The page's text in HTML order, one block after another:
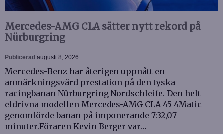
Mercedes-AMG CLA sätter nytt rekord på
Nürburgring
Publicerad augusti 8, 2026
Mercedes-Benz har återigen uppnått en
anmärkningsvärd prestation på den tyska
racingbanan Nürburgring Nordschleife. Den helt
eldrivna modellen Mercedes-AMG CLA 45 4Matic
genomförde banan på imponerande 7:32,07
minuter.Föraren Kevin Berger var…